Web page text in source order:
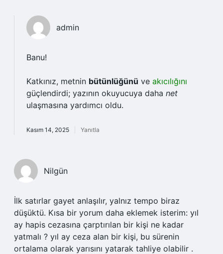
admin
Banu!
Katkınız, metnin bütünlüğünü ve akıcılığını
güçlendirdi; yazının okuyucuya daha net
ulaşmasına yardımcı oldu.
Kasım 14, 2025 Yanıtla
Nilgün
İlk satırlar gayet anlaşılır, yalnız tempo biraz
düşüktü. Kısa bir yorum daha eklemek isterim: yıl
ay hapis cezasına çarptırılan bir kişi ne kadar
yatmalı ? yıl ay ceza alan bir kişi, bu sürenin
ortalama olarak yarısını yatarak tahliye olabilir .